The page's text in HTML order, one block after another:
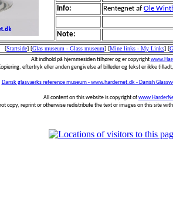
Info:
Rentegnet af Ole
Note:
[Startside] [Glas museum - Glass museum] [Mine links - My Links] [
Alt indhold på hjemmesiden tilhører og er copyright
eftertryk eller anden gengivelse af billeder og tekst er ikke
Dansk glasværks reference museum - www.hardernet.dk - Danish
All content on this website is copyright of
copy, reprint or otherwise redistribute the text or images on this site